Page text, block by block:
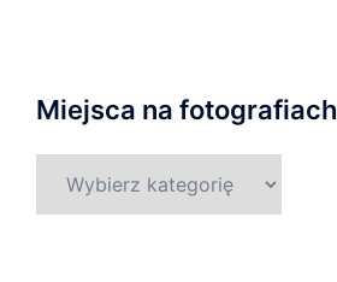
Miejsca na fotografiach